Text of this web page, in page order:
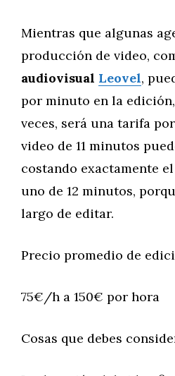
Mientras que algunas
producción de video,
audiovisual Leovel,
por minuto en la
veces, será una tarifa
video de 11 minutos
costando exactamente
uno de 12 minutos,
largo de editar.
Precio promedio de
75€/h a 150€ por hora
Cosas que debes